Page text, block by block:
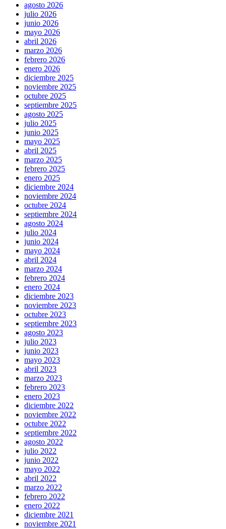
agosto 2026
julio 2026
junio 2026
mayo 2026
abril 2026
marzo 2026
febrero 2026
enero 2026
diciembre 2025
noviembre 2025
octubre 2025
septiembre 2025
agosto 2025
julio 2025
junio 2025
mayo 2025
abril 2025
marzo 2025
febrero 2025
enero 2025
diciembre 2024
noviembre 2024
octubre 2024
septiembre 2024
agosto 2024
julio 2024
junio 2024
mayo 2024
abril 2024
marzo 2024
febrero 2024
enero 2024
diciembre 2023
noviembre 2023
octubre 2023
septiembre 2023
agosto 2023
julio 2023
junio 2023
mayo 2023
abril 2023
marzo 2023
febrero 2023
enero 2023
diciembre 2022
noviembre 2022
octubre 2022
septiembre 2022
agosto 2022
julio 2022
junio 2022
mayo 2022
abril 2022
marzo 2022
febrero 2022
enero 2022
diciembre 2021
noviembre 2021